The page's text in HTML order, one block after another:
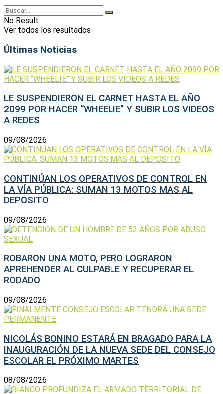
No Result
Ver todos los resultados
Últimas Noticias
LE SUSPENDIERON EL CARNET HASTA EL AÑO
2099 POR HACER “WHEELIE” Y SUBIR LOS VIDEOS
A REDES
09/08/2026
CONTINÚAN LOS OPERATIVOS DE CONTROL EN
LA VÍA PÚBLICA: SUMAN 13 MOTOS MAS AL
DEPOSITO
09/08/2026
ROBARON UNA MOTO, PERO LOGRARON
APREHENDER AL CULPABLE Y RECUPERAR EL
RODADO
09/08/2026
NICOLÁS BONINO ESTARÁ EN BRAGADO PARA LA
INAUGURACIÓN DE LA NUEVA SEDE DEL CONSEJO
ESCOLAR EL PRÓXIMO MARTES
08/08/2026